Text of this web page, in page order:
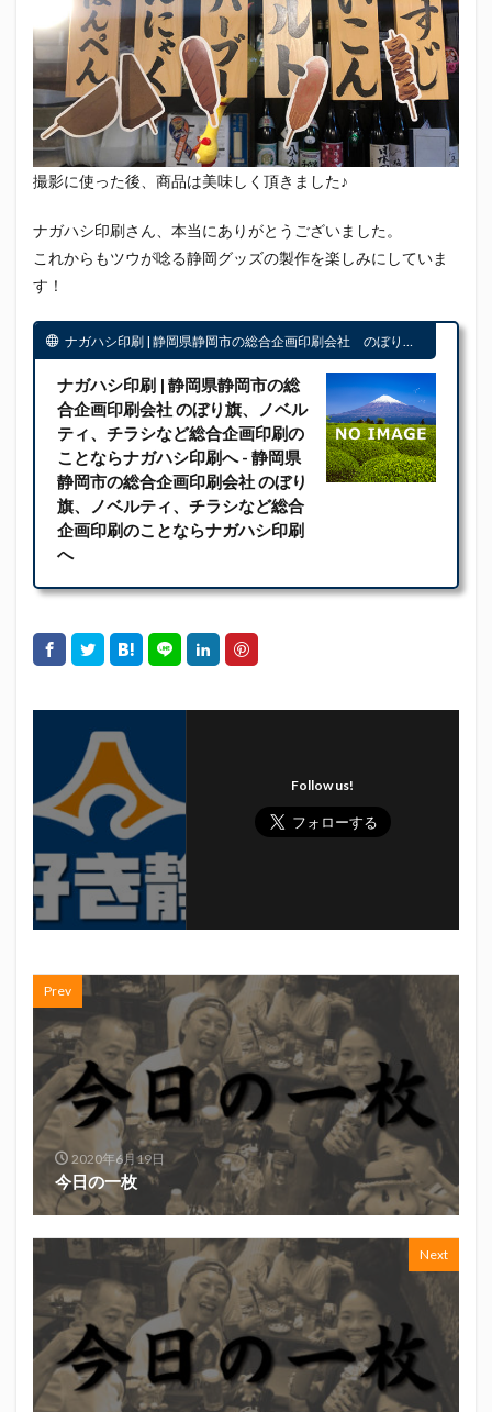
撮影に使った後、商品は美味しく頂きました♪
ナガハシ印刷さん、本当にありがとうございました。
これからもツウが唸る静岡グッズの製作を楽しみにしていま
す！
ナガハシ印刷 | 静岡県静岡市の総合企画印刷会社 のぼり旗、ノベルティ、チラシなど総合企画印刷のことならナガハシ印刷へ - 静岡県静岡市の総合企画印刷会社 のぼり旗、ノベルティ、チラシなど総合企画印刷のことならナガハシ印刷へ
ナガハシ印刷 | 静岡県静岡市の総
合企画印刷会社 のぼり旗、ノベル
ティ、チラシなど総合企画印刷の
ことならナガハシ印刷へ - 静岡県
静岡市の総合企画印刷会社 のぼり
旗、ノベルティ、チラシなど総合
企画印刷のことならナガハシ印刷
へ
Follow us!
Prev
2020年6月19日
今日の一枚
Next